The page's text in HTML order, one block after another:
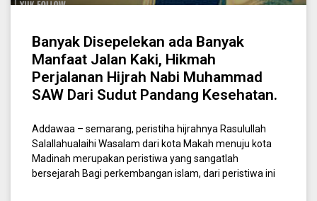
Banyak Disepelekan ada Banyak
Manfaat Jalan Kaki, Hikmah
Perjalanan Hijrah Nabi Muhammad
SAW Dari Sudut Pandang Kesehatan.
Addawaa – semarang, peristiha hijrahnya Rasulullah
Salallahualaihi Wasalam dari kota Makah menuju kota
Madinah merupakan peristiwa yang sangatlah
bersejarah Bagi perkembangan islam, dari peristiwa ini